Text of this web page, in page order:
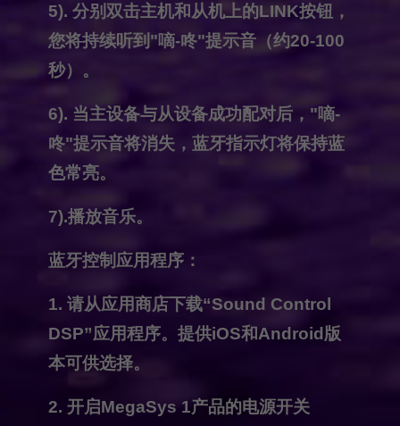
5). 分别双击主机和从机上的LINK按钮，
您将持续听到"嘀-咚"提示音（约20-100
秒）。
6). 当主设备与从设备成功配对后，"嘀-
咚"提示音将消失，蓝牙指示灯将保持蓝
色常亮。
7).播放音乐。
蓝牙控制应用程序：
1. 请从应用商店下载“Sound Control
DSP”应用程序。提供iOS和Android版
本可供选择。
2. 开启MegaSys 1产品的电源开关